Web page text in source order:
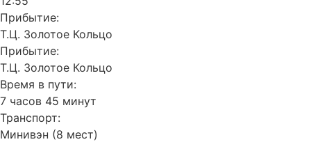
Прибытие:
Т.Ц. Золотое Кольцо
Прибытие:
Т.Ц. Золотое Кольцо
Время в пути:
7 часов 45 минут
Транспорт:
Минивэн (8 мест)